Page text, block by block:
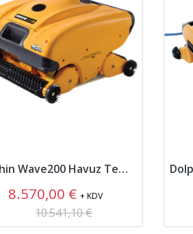
Dolphin Wave200 Havuz Temizleme Robotu
8.570,00 €+ KDV
10.541,10 €